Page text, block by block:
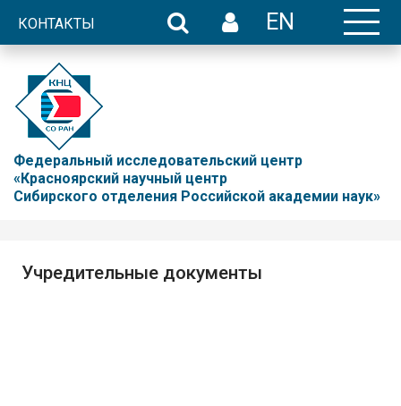
КОНТАКТЫ EN
Федеральный исследовательский центр
«Красноярский научный центр
Сибирского отделения Российской академии наук»
Учредительные документы